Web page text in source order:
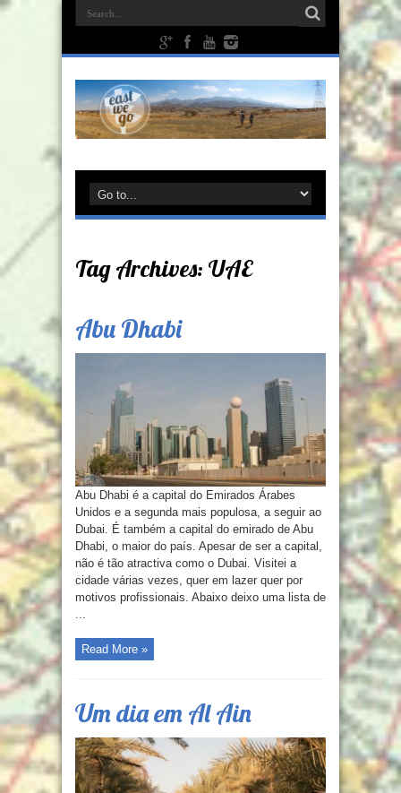
Tag Archives: UAE
Abu Dhabi
Abu Dhabi é a capital do Emirados Árabes
Unidos e a segunda mais populosa, a seguir ao
Dubai. É também a capital do emirado de Abu
Dhabi, o maior do país. Apesar de ser a capital,
não é tão atractiva como o Dubai. Visitei a
cidade várias vezes, quer em lazer quer por
motivos profissionais. Abaixo deixo uma lista de
...
Read More »
Um dia em Al Ain